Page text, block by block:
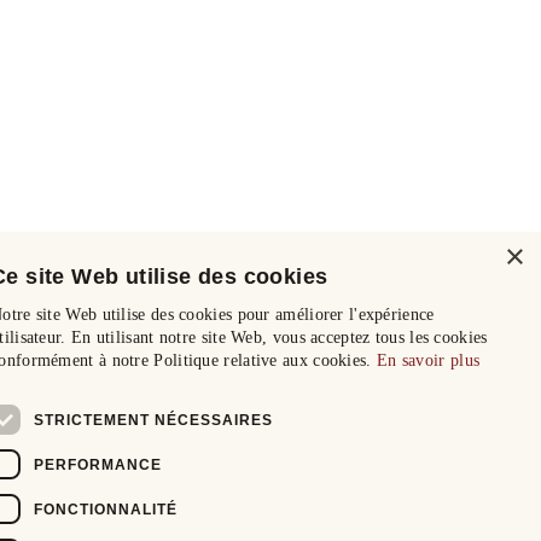
×
site Web utilise des cookies
site Web utilise des cookies pour améliorer l'expérience
En utilisant notre site Web, vous acceptez tous les cookies
à notre Politique relative aux cookies. En savoir plus
STRICTEMENT NÉCESSAIRES
PERFORMANCE
FONCTIONNALITÉ